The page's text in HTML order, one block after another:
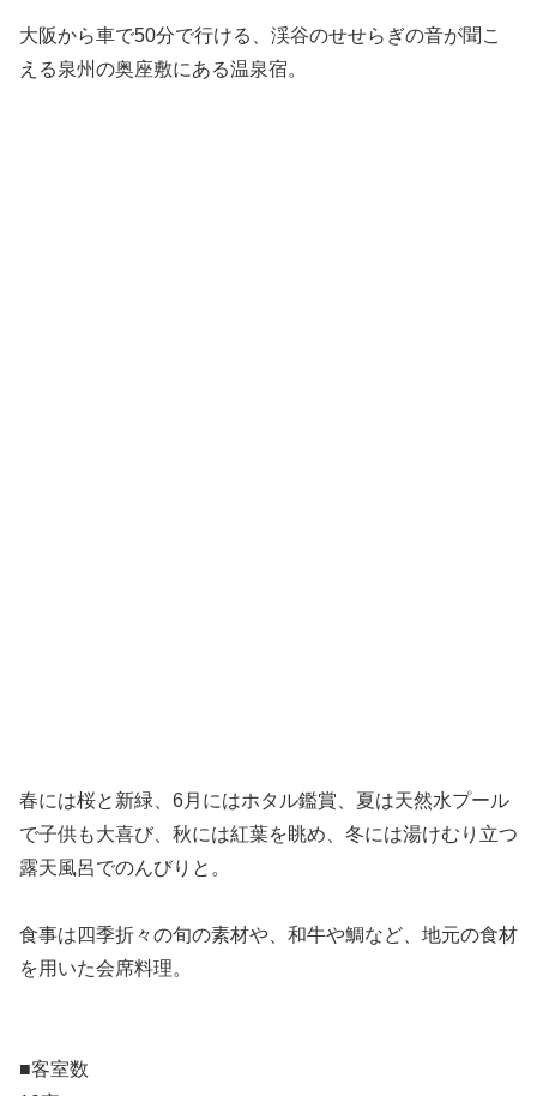
大阪から車で50分で行ける、渓谷のせせらぎの音が聞こ
える泉州の奥座敷にある温泉宿。
春には桜と新緑、6月にはホタル鑑賞、夏は天然水プール
で子供も大喜び、秋には紅葉を眺め、冬には湯けむり立つ
露天風呂でのんびりと。
食事は四季折々の旬の素材や、和牛や鯛など、地元の食材
を用いた会席料理。
■客室数